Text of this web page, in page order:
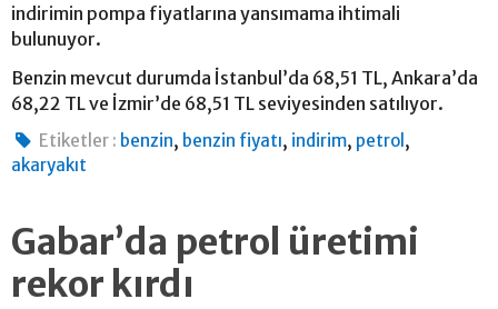
indirimin pompa fiyatlarına yansımama ihtimali
bulunuyor.
Benzin mevcut durumda İstanbul’da 68,51 TL, Ankara’da
68,22 TL ve İzmir’de 68,51 TL seviyesinden satılıyor.
Etiketler : benzin, benzin fiyatı, indirim, petrol ,
akaryakıt
Gabar’da petrol üretimi
rekor kırdı